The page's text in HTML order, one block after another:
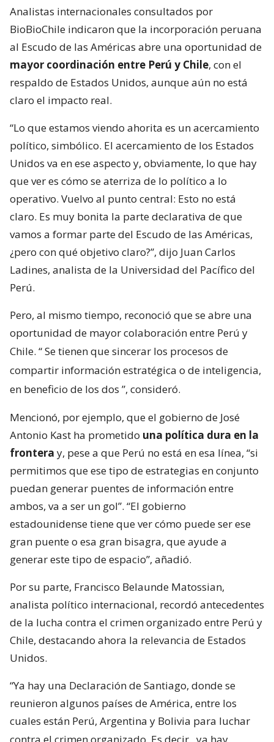
Analistas internacionales consultados por
BioBioChile indicaron que la incorporación peruana
al Escudo de las Américas abre una oportunidad de
mayor coordinación entre Perú y Chile, con el
respaldo de Estados Unidos, aunque aún no está
claro el impacto real.
“Lo que estamos viendo ahorita es un acercamiento
político, simbólico. El acercamiento de los Estados
Unidos va en ese aspecto y, obviamente, lo que hay
que ver es cómo se aterriza de lo político a lo
operativo. Vuelvo al punto central: Esto no está
claro. Es muy bonita la parte declarativa de que
vamos a formar parte del Escudo de las Américas,
¿pero con qué objetivo claro?”, dijo Juan Carlos
Ladines, analista de la Universidad del Pacífico del
Perú.
Pero, al mismo tiempo, reconoció que se abre una
oportunidad de mayor colaboración entre Perú y
Chile. “Se tienen que sincerar los procesos de
compartir información estratégica o de inteligencia,
en beneficio de los dos ”, consideró.
Mencionó, por ejemplo, que el gobierno de José
Antonio Kast ha prometido una política dura en la
frontera y, pese a que Perú no está en esa línea, “si
permitimos que ese tipo de estrategias en conjunto
puedan generar puentes de información entre
ambos, va a ser un gol”. “El gobierno
estadounidense tiene que ver cómo puede ser ese
gran puente o esa gran bisagra, que ayude a
generar este tipo de espacio”, añadió.
Por su parte, Francisco Belaunde Matossian,
analista político internacional, recordó antecedentes
de la lucha contra el crimen organizado entre Perú y
Chile, destacando ahora la relevancia de Estados
Unidos.
“Ya hay una Declaración de Santiago, donde se
reunieron algunos países de América, entre los
cuales están Perú, Argentina y Bolivia para luchar